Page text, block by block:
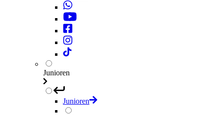
Junioren
Junioren